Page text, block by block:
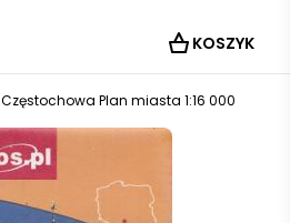
KOSZYK
Częstochowa Plan miasta 1:16 000